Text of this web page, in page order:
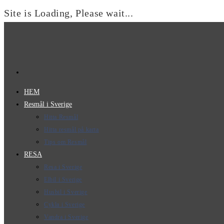
Site is Loading, Please wait...
HEM
Resmål i Sverige
Hitta Resmål
Hitta resmål på karta
Tips om Resmål
RESA
Resa i Sverige
Elbil i Sverige
Husbil i Sverige
Cykla i Sverige
Vandra i Sverige